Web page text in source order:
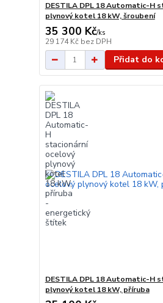
DESTILA DPL 18 Automatic-H
plynový kotel 18 kW, šroubení
35 300 Kč/ks
29 174 Kč bez DPH
Přidat do
DESTILA DPL 18 Automatic-H
plynový kotel 18 kW, příruba